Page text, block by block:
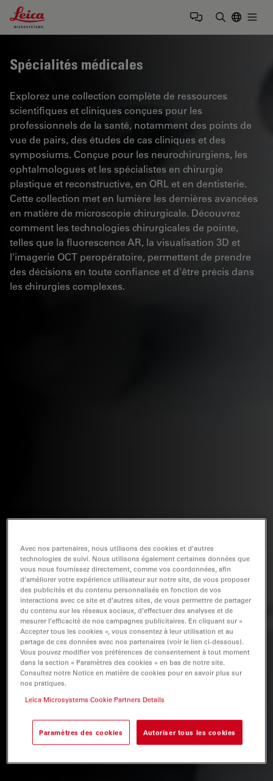
Leica Microsystems Logo
Spécialités médicales
Explorez une collection complète de ressources
scientifiques et cliniques conçues pour les
professionnels de la santé, notamment des points de
vue de pairs, des études de cas cliniques et des
symposiums. Conçue pour les neurochirurgiens, les
ophtalmologues et les spécialistes en chirurgie
plastique et reconstructive, en ORL et en dentisterie.
Cette collection met en lumière les dernières avancées
en matière de microscopie chirurgicale. Découvrez
comment les technologies chirurgicales de pointe,
telles que la fluorescence AR, la visualisation 3D et
l'imagerie OCT peropératoire, permettent de prendre
des décisions en toute confiance et d'être précis dans
les chirurgies complexes.
Avec nos partenaires, nous utilisons des cookies et d’autres
technologies de suivi. Nous utilisons également certaines données que
vous nous fournissez directement, comme vos coordonnées, afin
d’améliorer votre expérience utilisateur sur notre site, de vous proposer
des publicités et du contenu personnalisés en fonction de vos
interactions avec ce site et d’autres sites, de vous permettre de partager
du contenu sur les réseaux sociaux, d’effectuer des analyses et de
mesurer l’efficacité de nos campagnes publicitaires. En cliquant sur «
Accepter tous les cookies », vous consentez à leur utilisation et au
partage de ces données avec nos partenaires (voir le lien ci-dessous).
Vous pouvez modifier vos préférences de consentement à tout moment
dans la section « Paramètres des cookies » en bas de notre site.
Consultez notre Notice en matière de cookies pour en savoir plus sur
nos pratiques.
Leica Microsystems Cookie Partners Details
Paramètres des cookies Autoriser tous les cookies